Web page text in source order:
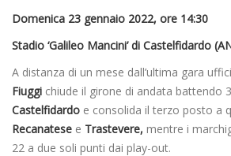
Domenica 23 gennaio 2022, ore 14:30
Stadio ‘Galileo Mancini’ di Castelfidardo
A distanza di un mese dall’ultima gara
Fiuggi chiude il girone di andata battendo
Castelfidardo e consolida il terzo posto a
Recanatese e Trastevere, mentre i
22 a due soli punti dai play-out.